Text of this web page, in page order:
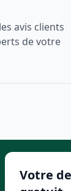
avis clients
de votre
Votre